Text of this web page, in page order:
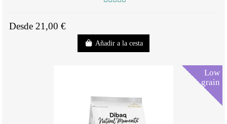
Desde 21,00 €
Añadir a la cesta
Low
grain